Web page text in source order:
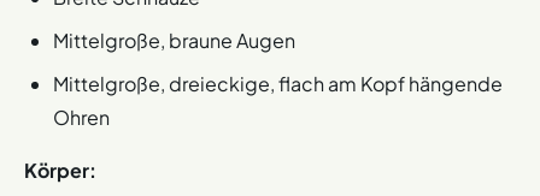
Mittelgroße, braune Augen
Mittelgroße, dreieckige, flach am Kopf hängende
Ohren
Körper: